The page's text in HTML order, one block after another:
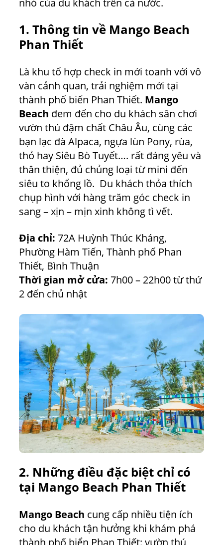
1. Thông tin về Mango Beach
Phan Thiết
Là khu tổ hợp check in mới toanh với vô
vàn cảnh quan, trải nghiệm mới tại
thành phố biển Phan Thiết. Mango
Beach đem đến cho du khách sân chơi
vườn thú đậm chất Châu Âu, cùng các
bạn lạc đà Alpaca, ngựa lùn Pony, rùa,
thỏ hay Siêu Bò Tuyết…. rất đáng yêu và
thân thiện, đủ chủng loại từ mini đến
siêu to khổng lồ. Du khách thỏa thích
chụp hình với hàng trăm góc check in
sang – xịn – mịn xinh không tì vết.
Địa chỉ: 72A Huỳnh Thúc Kháng,
Phường Hàm Tiến, Thành phố Phan
Thiết, Bình Thuận
Thời gian mở cửa: 7h00 – 22h00 từ thứ
2 đến chủ nhật
2. Những điều đặc biệt chỉ có
tại Mango Beach Phan Thiết
Mango Beach cung cấp nhiều tiện ích
cho du khách tận hưởng khi khám phá
thành phố biển Phan Thiết: vườn thú